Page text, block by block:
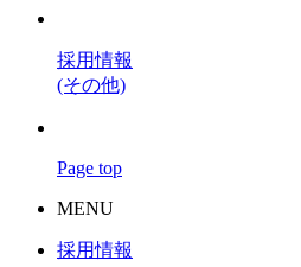
採用情報
(その他)
Page top
MENU
採用情報